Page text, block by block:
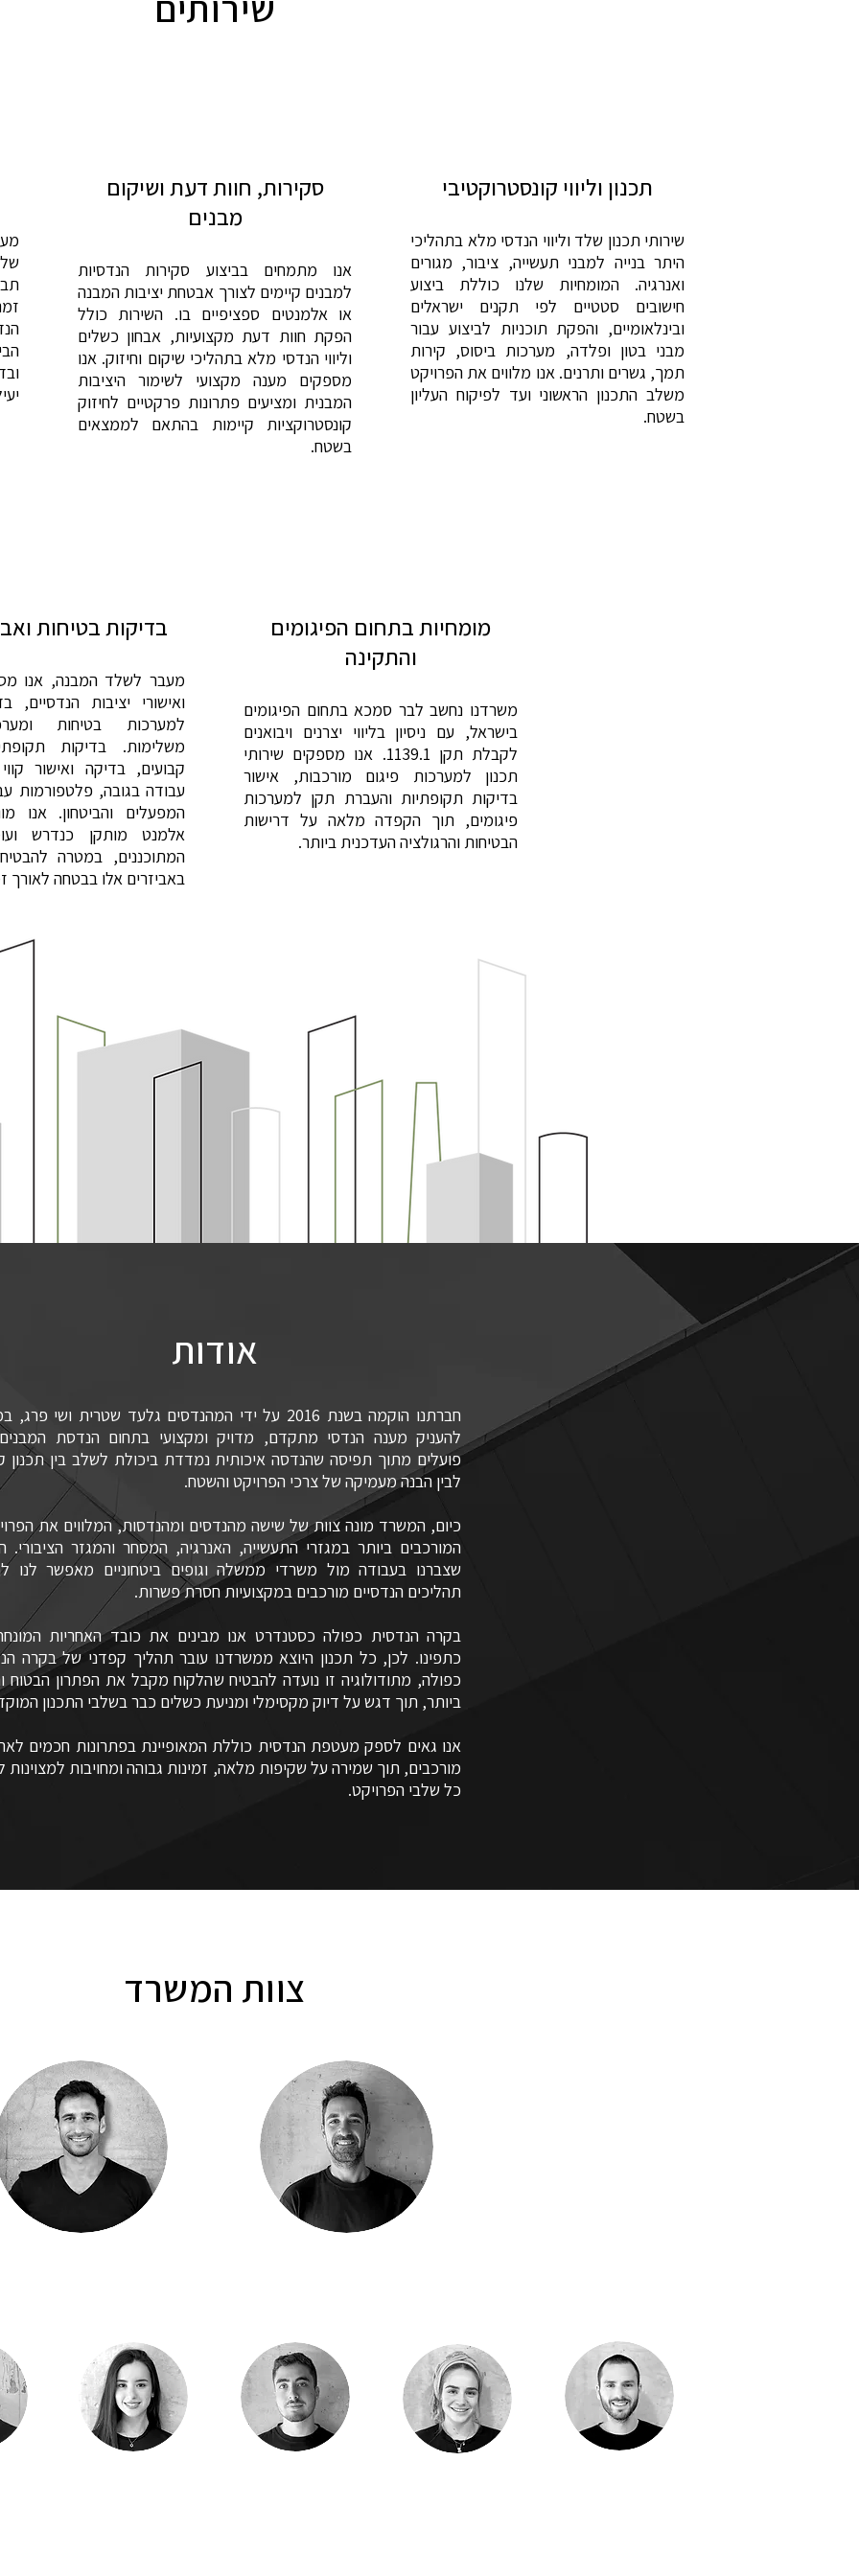
סקירות, חוות דעת ושיקום
מבנים
אנו מתמחים בביצוע סקירות הנדסיות
למבנים קיימים לצורך אבטחת יציבות המבנה
או אלמנטים ספציפיים בו. השירות כולל
הפקת חוות דעת מקצועיות, אבחון כשלים
וליווי הנדסי מלא בתהליכי שיקום וחיזוק. אנו
מספקים מענה מקצועי לשימור היציבות
המבנית ומציעים פתרונות פרקטיים לחיזוק
קונסטרוקציות קיימות בהתאם לממצאים
בשטח.
תכנון וליווי קונסטרוקטיבי
שירותי תכנון שלד וליווי הנדסי מלא בתהליכי
היתר בנייה למבני תעשייה, ציבור, מגורים
ואנרגיה. המומחיות שלנו כוללת ביצוע
חישובים סטטיים לפי תקנים ישראלים
ובינלאומיים, והפקת תוכניות לביצוע עבור
מבני בטון ופלדה, מערכות ביסוס, קירות
תמך, גשרים ותרנים. אנו מלווים את הפרויקט
משלב התכנון הראשוני ועד לפיקוח העליון
בשטח.
בדיקות בטיחות
מעבר לשלד המבנה, אנו
ואישורי יציבות הנדסיים,
למערכות בטיחות
משלימות. בדיקות
קבועים, בדיקה ואישור
עבודה בגובה, פלטפורמות
המפעלים והביטחון. אנו
אלמנט מותקן כנדרש
המתוכננים, במטרה
באביזרים אלו בבטחה לאורך
מומחיות בתחום הפיגומים
והתקינה
משרדנו נחשב לבר סמכא בתחום הפיגומים
בישראל, עם ניסיון בליווי יצרנים ויבואנים
לקבלת תקן 1139.1. אנו מספקים שירותי
תכנון למערכות פיגום מורכבות, אישור
בדיקות תקופתיות והעברת תקן למערכות
פיגומים, תוך הקפדה מלאה על דרישות
הבטיחות והרגולציה העדכנית ביותר.
אודות
חברתנו הוקמה בשנת 2016 על ידי המהנדסים גלעד שטרית ושי
להעניק מענה הנדסי מתקדם, מדויק ומקצועי בתחום הנדסת
פועלים מתוך תפיסה שהנדסה איכותית נמדדת ביכולת לשלב בין תכנון
לבין הבנה מעמיקה של צרכי הפרויקט והשטח.
כיום, המשרד מונה צוות של שישה מהנדסים ומהנדסות, המלווים את
המורכבים ביותר במגזרי התעשייה, האנרגיה, המסחר והמגזר הציבורי.
שצברנו בעבודה מול משרדי ממשלה וגופים ביטחוניים מאפשר לנו
תהליכים הנדסיים מורכבים במקצועיות חסרת פשרות.
בקרה הנדסית כפולה כסטנדרט אנו מבינים את כובד האחריות
כתפינו. לכן, כל תכנון היוצא ממשרדנו עובר תהליך קפדני של בקרה
כפולה, מתודולוגיה זו נועדה להבטיח שהלקוח מקבל את הפתרון הבטוח
ביותר, תוך דגש על דיוק מקסימלי ומניעת כשלים כבר בשלבי התכנון
אנו גאים לספק מעטפת הנדסית כוללת המאופיינת בפתרונות חכמים
מורכבים, תוך שמירה על שקיפות מלאה, זמינות גבוהה ומחויבות למצוינות
כל שלבי הפרויקט.
צוות המשרד